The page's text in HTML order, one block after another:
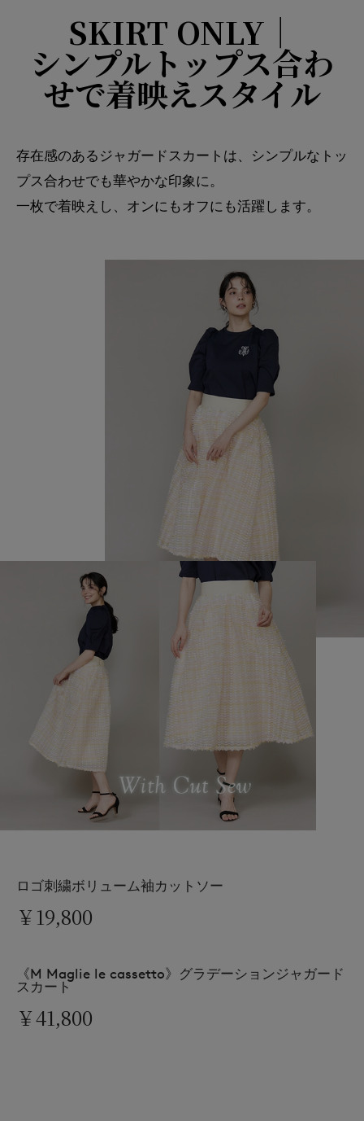
SKIRT ONLY｜
シンプルトップス合わ
せで着映えスタイル
存在感のあるジャガードスカートは、シンプルなトッ
プス合わせでも華やかな印象に。
一枚で着映えし、オンにもオフにも活躍します。
ロゴ刺繍ボリューム袖カットソー
￥19,800
《M Maglie le cassetto》グラデーションジャガード
スカート
￥41,800